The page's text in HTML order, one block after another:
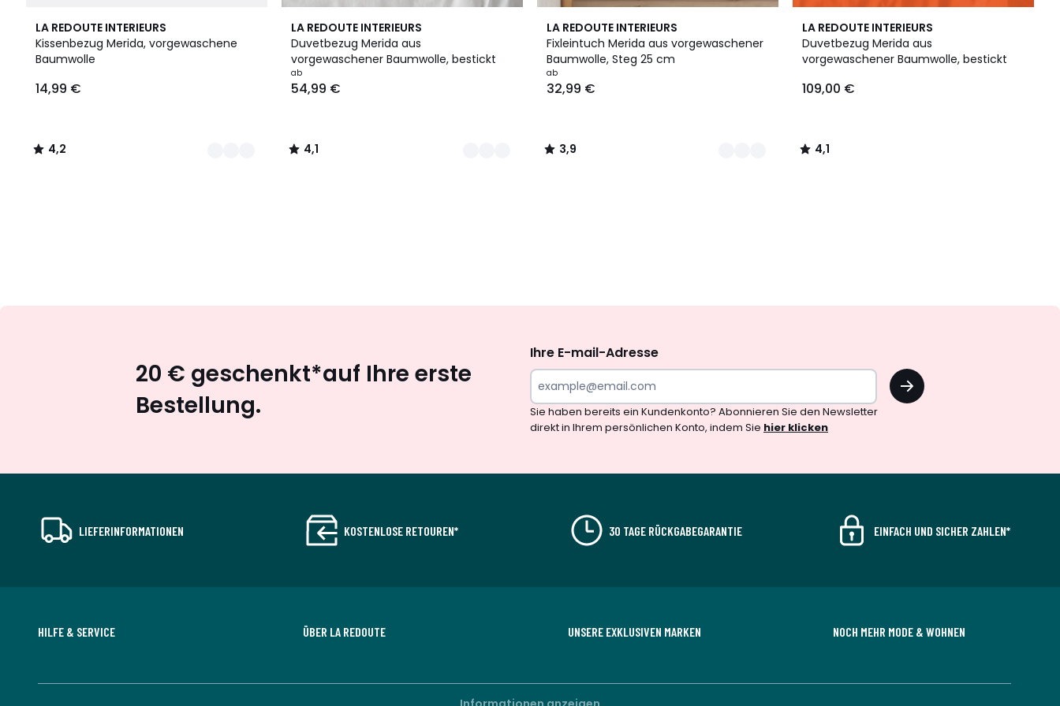
LA REDOUTE INTERIEURS
Kissenbezug Merida, vorgewaschene
Baumwolle
€.
14,99 €
4,2
/ 5
4
Farben
4,2
/
LA REDOUTE INTERIEURS
Duvetbezug Merida aus
vorgewaschener Baumwolle, bestickt
ab
54,99 €
4,1
/ 5
4
Farben
4,1
/
LA REDOUTE INTERIEURS
Fixleintuch Merida aus vorgewaschener
Baumwolle, Steg 25 cm
ab
32,99 €
3,9
/ 5
3
Farben
3,9
/
LA REDOUTE INTERIEURS
Duvetbezug Merida aus
vorgewaschener Baumwolle, bestickt
109,00 €
4,1
/ 5
4,1
/
20 € geschenkt*auf Ihre erste
Bestellung.
Ihre E-mail-Adresse
OK
Sie haben bereits ein Kundenkonto? Abonnieren Sie den Newsletter
direkt in Ihrem persönlichen Konto, indem Sie hier klicken
LIEFERINFORMATIONEN KOSTENLOSE RETOUREN* 30 TAGE RÜCKGABEGARANTIE EINFACH UND SICHER ZAHLEN*
HILFE & SERVICE ÜBER LA REDOUTE UNSERE EXKLUSIVEN MARKEN NOCH MEHR MODE & WOHNEN